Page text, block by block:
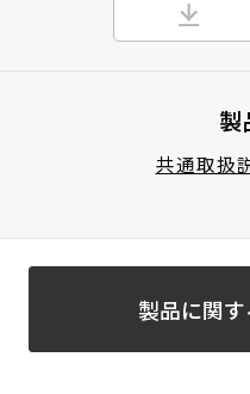
製
共通取扱
製品に関